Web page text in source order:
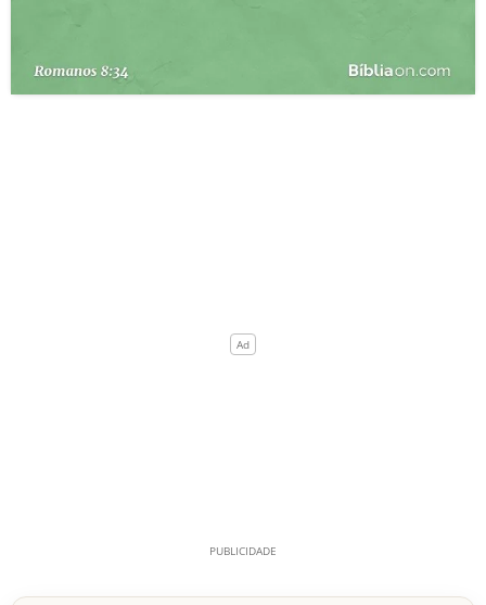
TERMO BÍBLICO